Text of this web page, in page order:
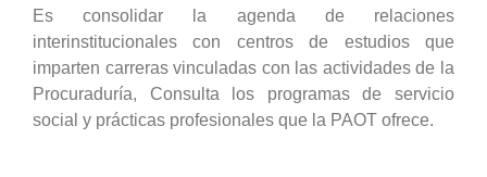
Es consolidar la agenda de relaciones
interinstitucionales con centros de estudios que
imparten carreras vinculadas con las actividades de la
Procuraduría, Consulta los programas de servicio
social y prácticas profesionales que la PAOT ofrece.